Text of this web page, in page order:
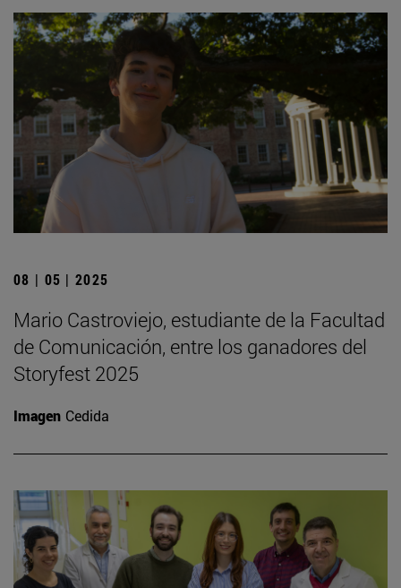
08 | 05 | 2025
Mario Castroviejo, estudiante de la Facultad
de Comunicación, entre los ganadores del
Storyfest 2025
Imagen Cedida